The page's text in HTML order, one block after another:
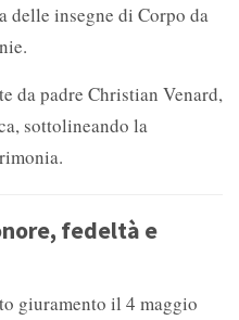
delle insegne di Corpo da
da padre Christian Venard,
sottolineando la
fedeltà e
giuramento il 4 maggio